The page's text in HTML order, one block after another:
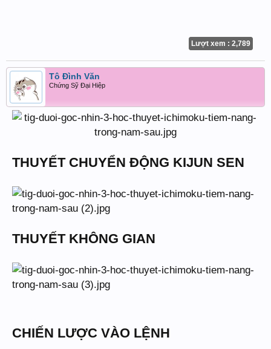
Lượt xem : 2,789
Tô Đình Văn
Chứng Sỹ Đại Hiệp
THUYẾT CHUYỂN ĐỘNG KIJUN SEN
THUYẾT KHÔNG GIAN
CHIẾN LƯỢC VÀO LỆNH